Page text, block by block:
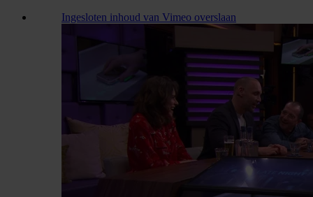
Ingesloten inhoud van Vimeo overslaan